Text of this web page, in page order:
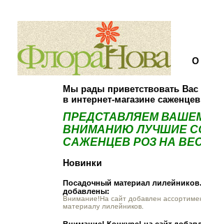
О
Мы рады приветствовать Вас
в интернет-магазине
ПРЕДСТАВЛЯЕМ
ВНИМАНИЮ ЛУЧШИЕ
САЖЕНЦЕВ РОЗ НА
Новинки
Посадочный материал
добавлены:
Внимание!На сайт добавлен
материалу лилейников.